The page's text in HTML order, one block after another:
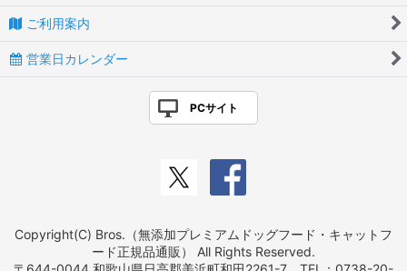
ご利用案内
営業日カレンダー
PCサイト
Copyright(C) Bros.（無添加プレミアムドッグフード・キャットフ
ード正規品通販） All Rights Reserved.